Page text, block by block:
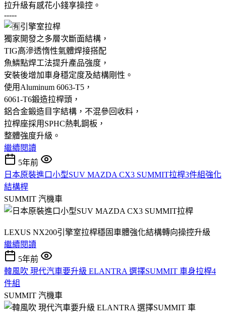
拉升級有感花小錢享操控。
-----
引擎室拉桿
獨家開發之多層次斷面結構，
TIG高滲透惰性氣體焊接搭配
魚鱗點焊工法提升產品強度，
安裝後增加車身穩定度及結構剛性。
使用Aluminum 6063-T5，
6061-T6鍛造拉桿頭，
鋁合金鍛造目字結構，不混參回收料，
拉桿座採用SPHC熱軋鋼板，
整體強度升級。
繼續閱讀
5年前
日本原裝進口小型SUV MAZDA CX3 SUMMIT拉桿3件組強化
結構桿
SUMMIT 汽機車
LEXUS NX200引擎室拉桿穩固車體強化結構轉向操控升級
繼續閱讀
5年前
韓風吹 現代汽車要升級 ELANTRA 選擇SUMMIT 車身拉桿4
件組
SUMMIT 汽機車